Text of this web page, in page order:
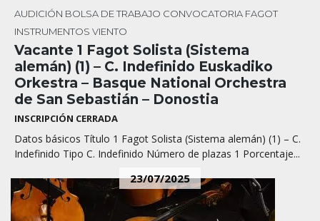
AUDICIÓN BOLSA DE TRABAJO CONVOCATORIA FAGOT
INSTRUMENTOS VIENTO
Vacante 1 Fagot Solista (Sistema
alemán) (1) – C. Indefinido Euskadiko
Orkestra – Basque National Orchestra
de San Sebastián – Donostia
INSCRIPCIÓN CERRADA
Datos básicos Título 1 Fagot Solista (Sistema alemán) (1) – C.
Indefinido Tipo C. Indefinido Número de plazas 1 Porcentaje...
23/07/2025